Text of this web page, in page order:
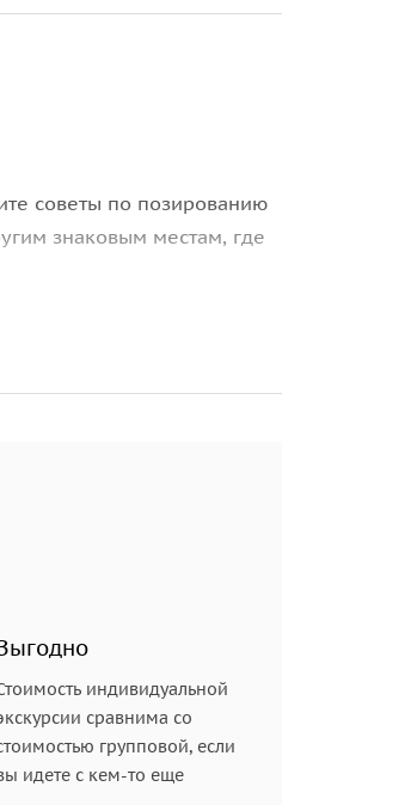
советы по позированию
знаковым местам, где
видео.
момент в
индивидуальной
сравнима со
групповой, если
идете с кем-то еще